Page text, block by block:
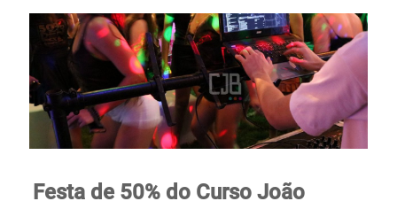
Festa de 50% do Curso João